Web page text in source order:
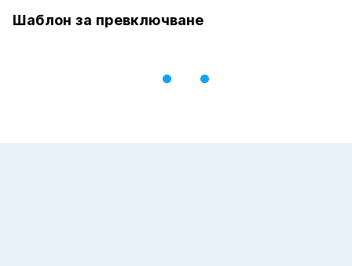
Шаблон за превключване